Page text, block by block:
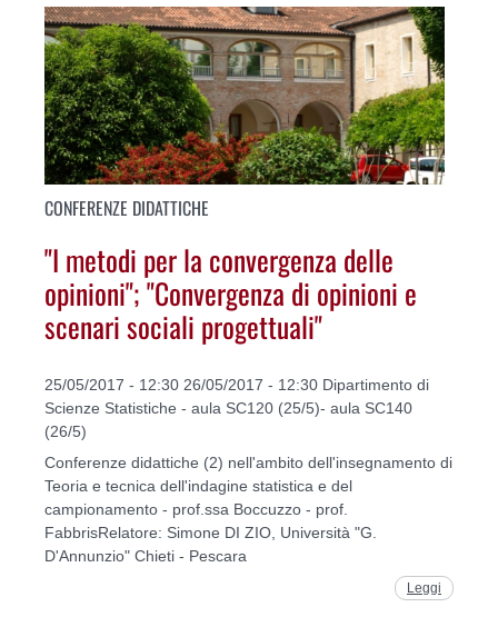
CONFERENZE DIDATTICHE
"I metodi per la convergenza delle
opinioni"; "Convergenza di opinioni e
scenari sociali progettuali"
25/05/2017 - 12:30 26/05/2017 - 12:30 Dipartimento di
Scienze Statistiche - aula SC120 (25/5)- aula SC140
(26/5)
Conferenze didattiche (2) nell'ambito dell'insegnamento di
Teoria e tecnica dell'indagine statistica e del
campionamento - prof.ssa Boccuzzo - prof.
FabbrisRelatore: Simone DI ZIO, Università "G.
D'Annunzio" Chieti - Pescara
Leggi